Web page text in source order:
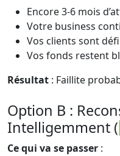
Encore 3-6 mois
Votre business
Vos clients sont
Vos fonds restent
Résultat : Faillite
Option B :
Intelligemment
Ce qui va se passer :